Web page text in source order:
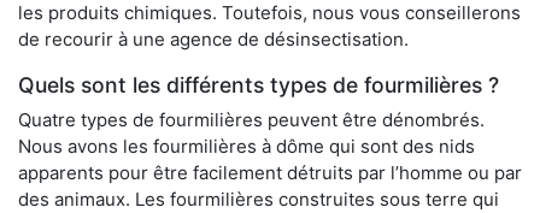
les produits chimiques. Toutefois, nous vous conseillerons
de recourir à une agence de désinsectisation.
Quels sont les différents types de fourmilières ?
Quatre types de fourmilières peuvent être dénombrés.
Nous avons les fourmilières à dôme qui sont des nids
apparents pour être facilement détruits par l’homme ou par
des animaux. Les fourmilières construites sous terre qui